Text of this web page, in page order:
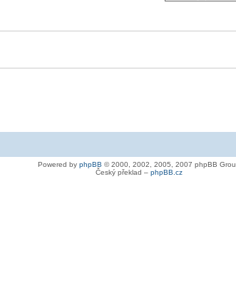
Powered by phpBB © 2000, 2002, 2005, 2007 phpBB
Český překlad – phpBB.cz